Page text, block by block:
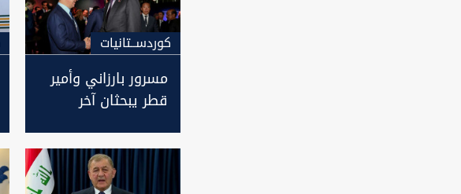
كوردســتانيات
مسرور بارزاني وأمير
قطر يبحثان آخر
العراق والمنطقة